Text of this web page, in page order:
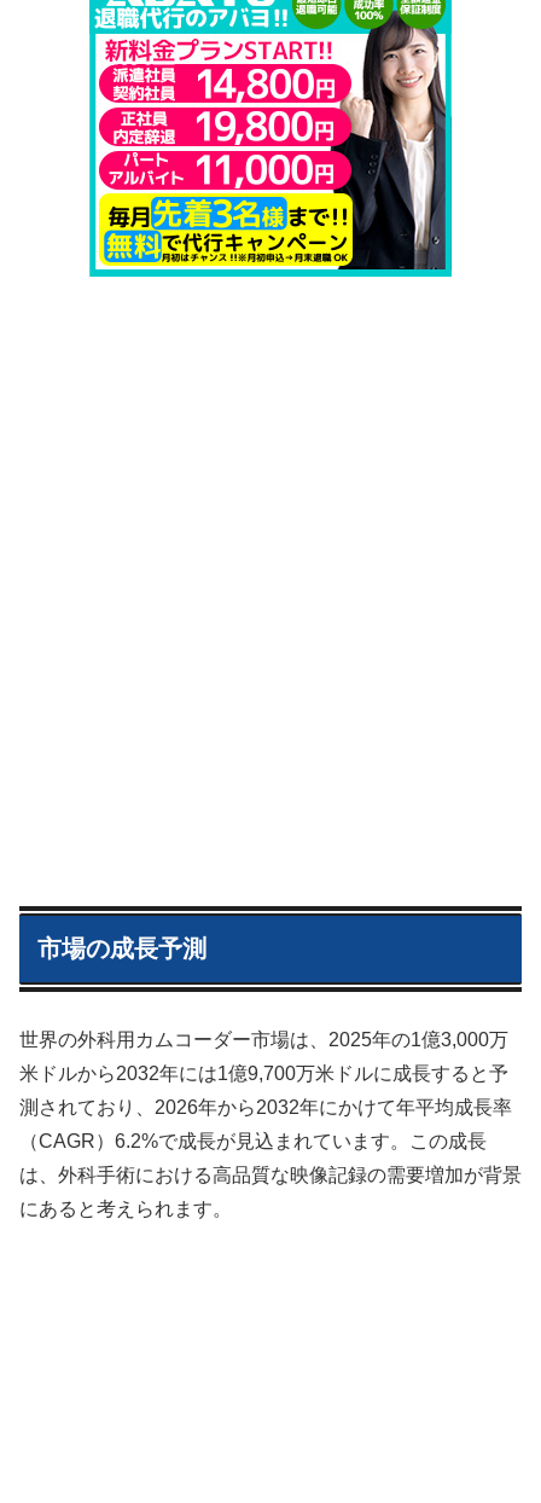
市場の成長予測
世界の外科用カムコーダー市場は、2025年の1億3,000万
米ドルから2032年には1億9,700万米ドルに成長すると予
測されており、2026年から2032年にかけて年平均成長率
（CAGR）6.2%で成長が見込まれています。この成長
は、外科手術における高品質な映像記録の需要増加が背景
にあると考えられます。